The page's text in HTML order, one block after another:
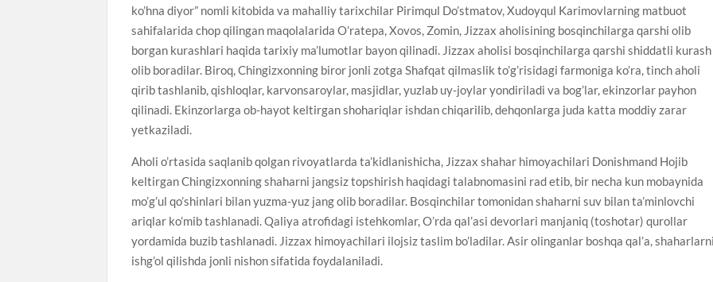
ko’hna diyor” nomli kitobida va mahalliy tarixchilar Pirimqul Do’stmatov, Xudoyqul Karimovlarning matbuot
sahifalarida chop qilingan maqolalarida O’ratepa, Xovos, Zomin, Jizzax aholisining bosqinchilarga qarshi olib
borgan kurashlari haqida tarixiy ma’lumotlar bayon qilinadi. Jizzax aholisi bosqinchilarga qarshi shiddatli kurash
olib boradilar. Biroq, Chingizxonning biror jonli zotga Shafqat qilmaslik to’g’risidagi farmoniga ko’ra, tinch aholi
qirib tashlanib, qishloqlar, karvonsaroylar, masjidlar, yuzlab uy-joylar yondiriladi va bog’lar, ekinzorlar payhon
qilinadi. Ekinzorlarga ob-hayot keltirgan shohariqlar ishdan chiqarilib, dehqonlarga juda katta moddiy zarar
yetkaziladi.
Aholi o’rtasida saqlanib qolgan rivoyatlarda ta’kidlanishicha, Jizzax shahar himoyachilari Donishmand Hojib
keltirgan Chingizxonning shaharni jangsiz topshirish haqidagi talabnomasini rad etib, bir necha kun mobaynida
mo’g’ul qo’shinlari bilan yuzma-yuz jang olib boradilar. Bosqinchilar tomonidan shaharni suv bilan ta’minlovchi
ariqlar ko’mib tashlanadi. Qaliya atrofidagi istehkomlar, O’rda qal’asi devorlari manjaniq (toshotar) qurollar
yordamida buzib tashlanadi. Jizzax himoyachilari ilojsiz taslim bo’ladilar. Asir olinganlar boshqa qal’a, shaharlarni
ishg’ol qilishda jonli nishon sifatida foydalaniladi.